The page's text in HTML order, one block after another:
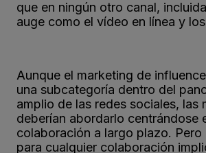
que en ningún otro canal,
auge como el vídeo en línea y
Aunque el marketing de
una subcategoría dentro del
amplio de las redes sociales, las
deberían abordarlo centrándose
colaboración a largo plazo. Pero
para cualquier colaboración